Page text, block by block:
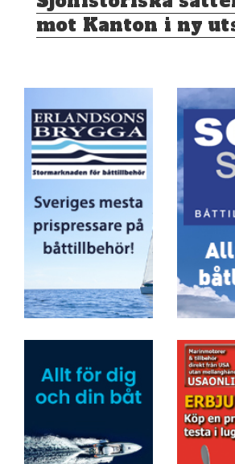
inlägg:
mot Kanton i ny